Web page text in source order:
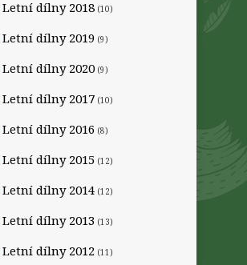
Letní dílny 2018 (10)
Letní dílny 2019 (9)
Letní dílny 2020 (9)
Letní dílny 2017 (10)
Letní dílny 2016 (8)
Letní dílny 2015 (12)
Letní dílny 2014 (12)
Letní dílny 2013 (13)
Letní dílny 2012 (11)